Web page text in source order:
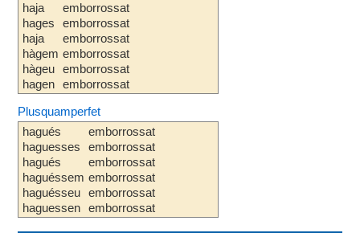
haja
hages
haja
hàgem
hàgeu
hagen
emborrossat
emborrossat
emborrossat
emborrossat
emborrossat
emborrossat
Plusquamperfet
hagués
haguesses
hagués
haguéssem
haguésseu
haguessen
emborrossat
emborrossat
emborrossat
emborrossat
emborrossat
emborrossat